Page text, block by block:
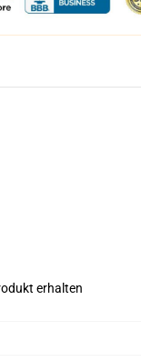
erhalten